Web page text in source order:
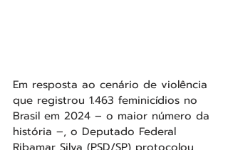
Em resposta ao cenário de violência
que registrou 1.463 feminicídios no
Brasil em 2024 – o maior número da
história –, o Deputado Federal
Ribamar Silva (PSD/SP) protocolou